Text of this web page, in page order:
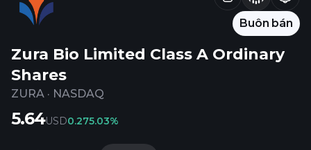
Buôn bán
Zura Bio Limited Class A Ordinary
Shares
ZURA · NASDAQ
5.64USD0.275.03%